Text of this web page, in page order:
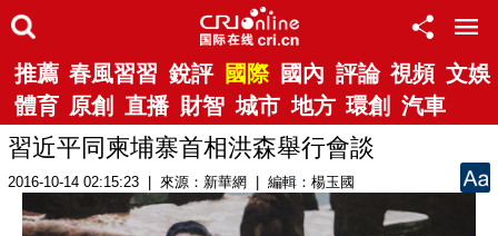
推薦 春風習習 銳評 國際 國內 評論 視頻 文娛
體育 原創 直播 財智 城市 地方 環創 汽車
習近平同柬埔寨首相洪森舉行會談
2016-10-14 02:15:23 | 來源：新華網 | 編輯：楊玉國